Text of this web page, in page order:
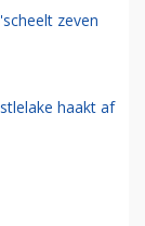
zeven
haakt af